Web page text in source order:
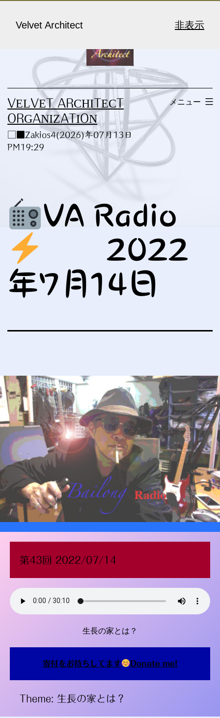
へ
ス
キ
ッ
VELVET ARCHITECT
ORGANIZATION
□■Zakios4(2026)年07月13日
PM19:29
メニュー
VA Radio
2022
年7月14日
第43回 2022/07/14
生長の家とは？
寄付をお待ちしてます Donate me!
Theme: 生長の家とは？
Velvet Architect 非表示